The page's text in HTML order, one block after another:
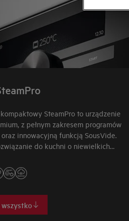
SteamPro to urządzenie
z pełnym zakresem programów
innowacyjną funkcją SousVide.
do kuchni o niewielkich